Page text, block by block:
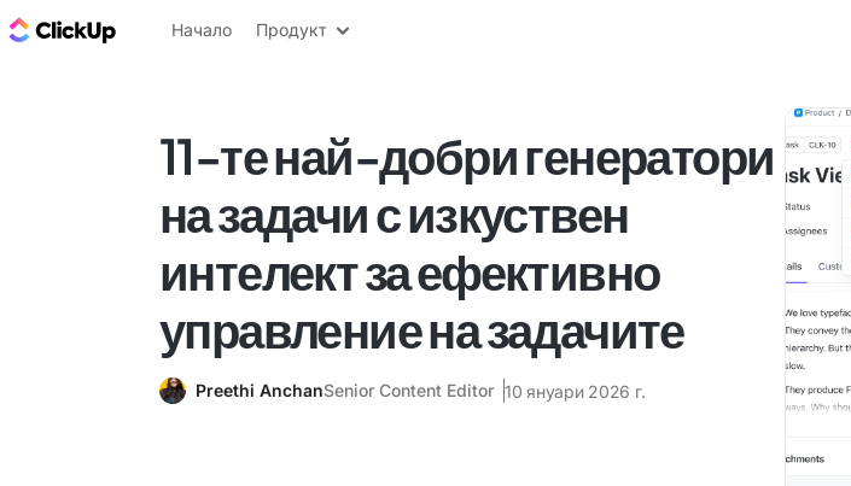
ClickUp блог
Начало Продукт
11-те най-добри генератори
на задачи с изкуствен
интелект за ефективно
управление на задачите
Preethi AnchanSenior Content Editor 10 януари 2026 г.